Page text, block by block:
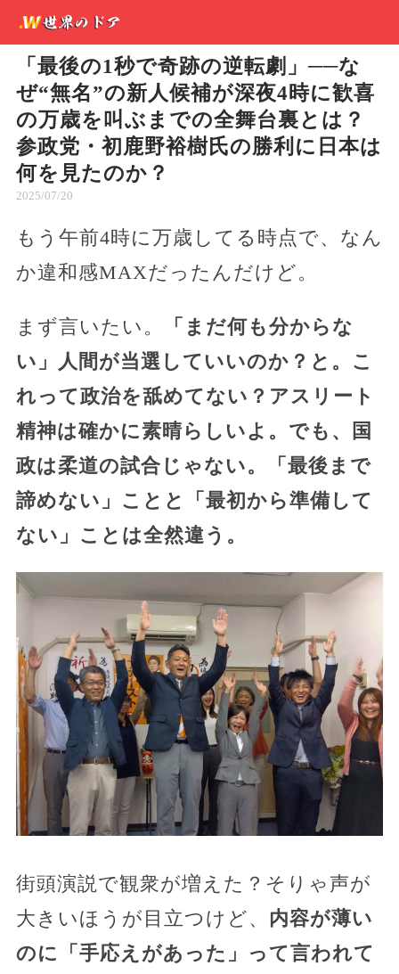
「最後の1秒で奇跡の逆転劇」──な
ぜ“無名”の新人候補が深夜4時に歓喜
の万歳を叫ぶまでの全舞台裏とは？
参政党・初鹿野裕樹氏の勝利に日本は
何を見たのか？
2025/07/20
もう午前4時に万歳してる時点で、なん
か違和感MAXだったんだけど。
まず言いたい。
「まだ何も分からな
い」人間が当選していいのか？ と。こ
れって政治を舐めてない？アスリート
精神は確かに素晴らしいよ。でも、国
政は柔道の試合じゃない。
「最後まで
諦めない」ことと「最初から準備して
ない」ことは全然違う。
街頭演説で観衆が増えた？そりゃ声が
大きいほうが目立つけど、 内容が薄い
のに「手応えがあった」って言われて